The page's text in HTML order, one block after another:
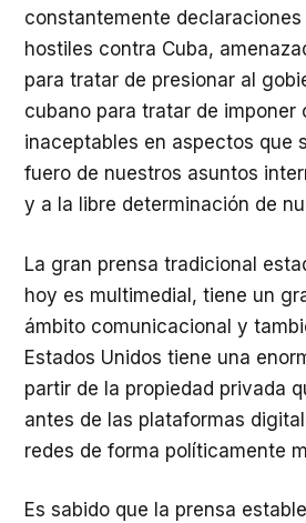
constantemente
hostiles contra Cuba,
para tratar de presionar al
cubano para tratar de imponer
inaceptables en aspectos que
fuero de nuestros asuntos
y a la libre determinación de
La gran prensa tradicional
hoy es multimedial, tiene un
ámbito comunicacional y
Estados Unidos tiene una
partir de la propiedad privada
antes de las plataformas
redes de forma políticamente
Es sabido que la prensa